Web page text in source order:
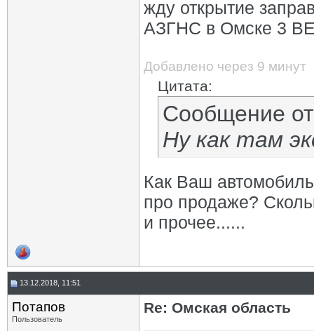
жду открытие
АЗГНС в Омске 3
Добавлено через 9 минут
Цитата:
Сообщение
Ну как там
Как Ваш
про продаже?
и прочее......
13.12.2018, 11:51
Потапов
Пользователь
Re: Омская область